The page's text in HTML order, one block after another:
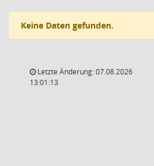
Keine Daten gefunden.
Letzte Änderung: 07.08.2026
13:01:13